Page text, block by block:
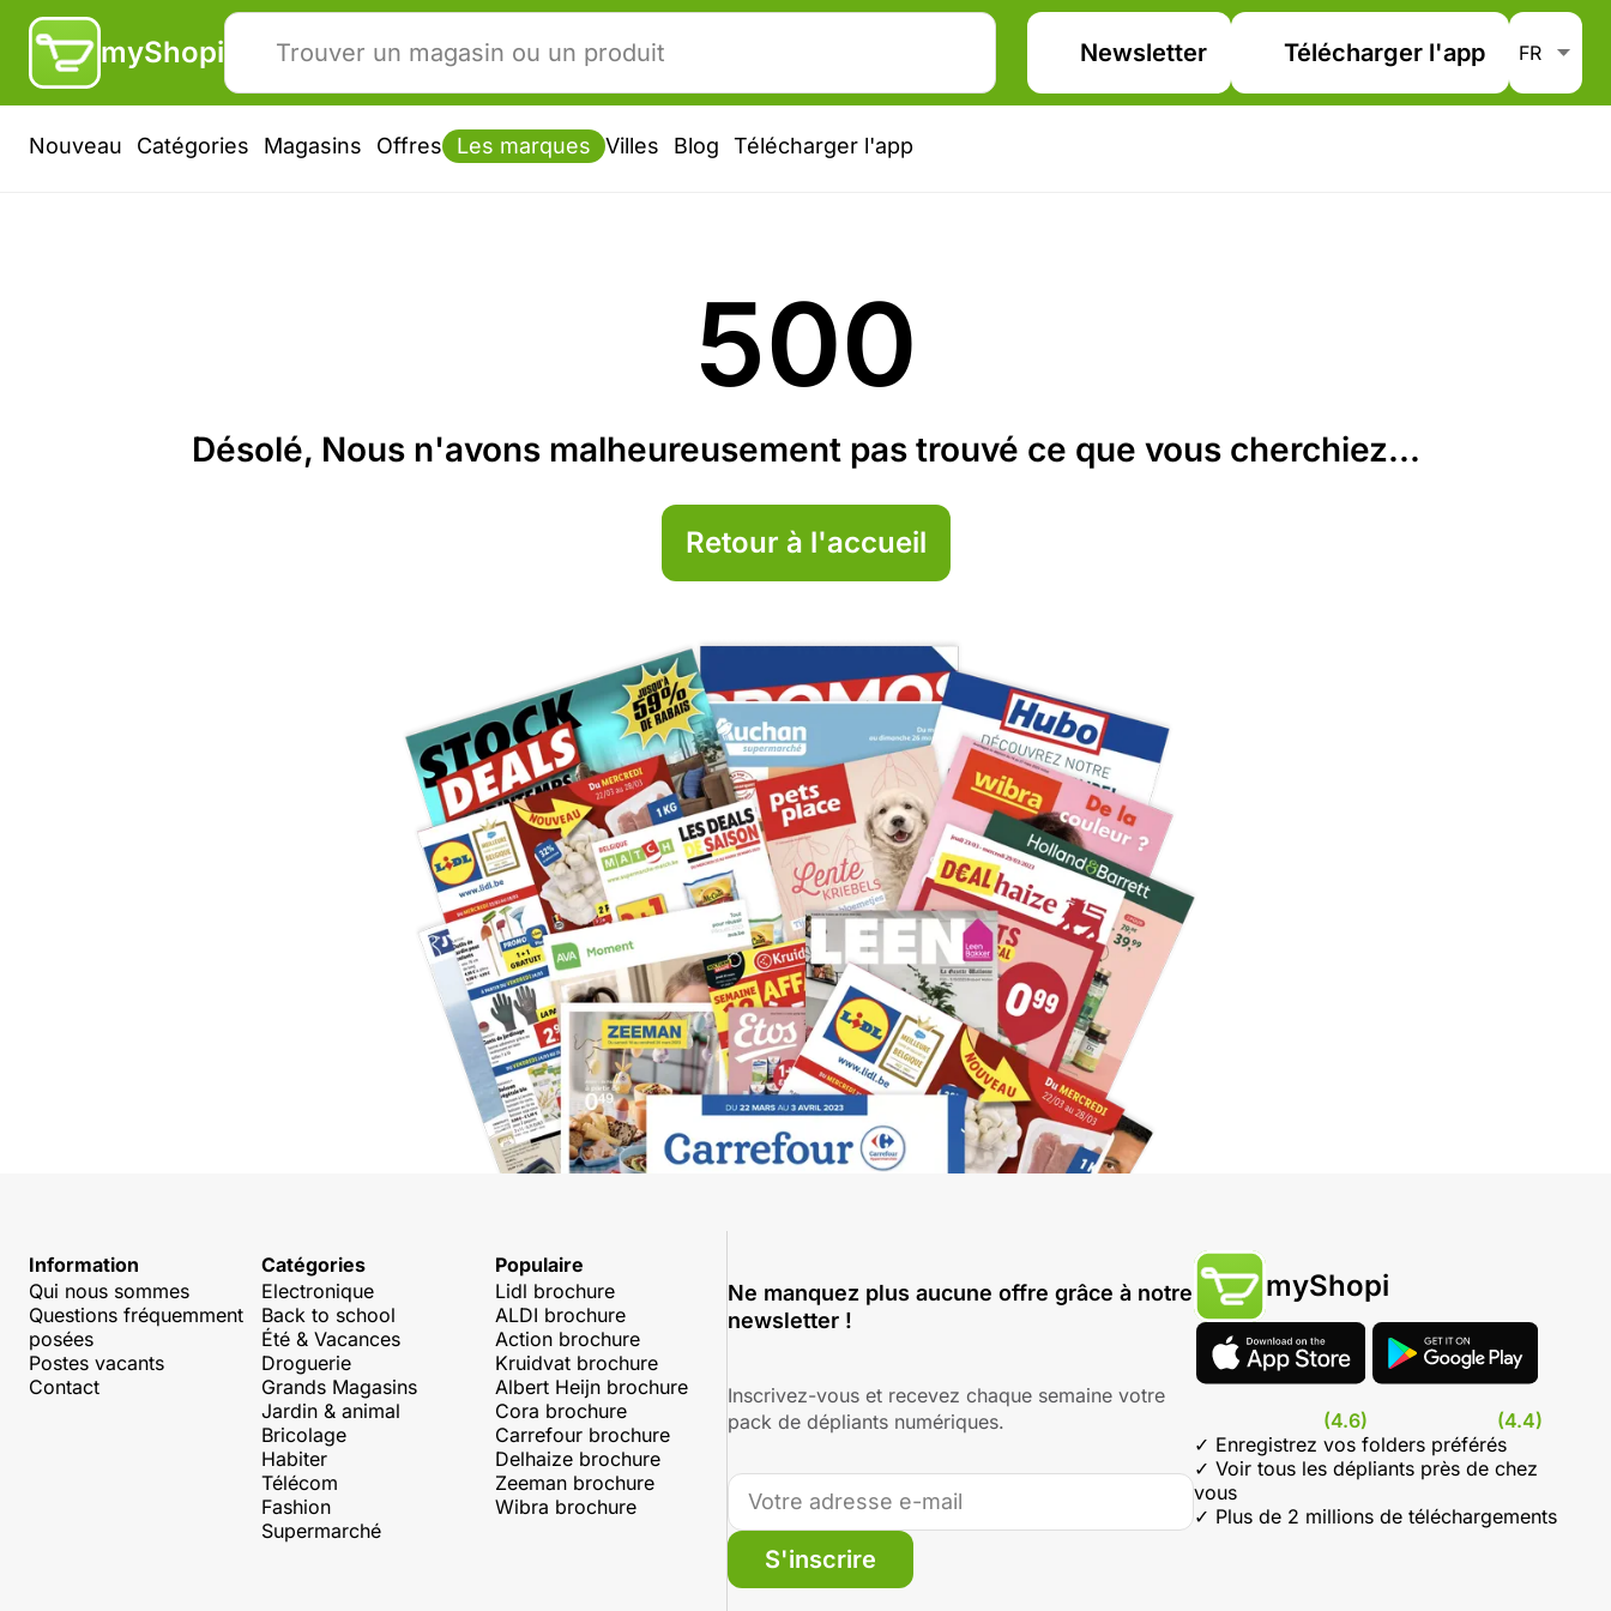
myShopi Newsletter Télécharger l'app
Nouveau Catégories Magasins Offres Les marques Villes Blog Télécharger l'app
500
Désolé, Nous n'avons malheureusement pas trouvé ce que vous cherchiez...
Retour à l'accueil
Information
Qui nous sommes
Questions fréquemment
posées
Postes vacants
Contact
Catégories
Electronique
Back to school
Été & Vacances
Droguerie
Grands Magasins
Jardin & animal
Bricolage
Habiter
Télécom
Fashion
Supermarché
Populaire
Lidl brochure
ALDI brochure
Action brochure
Kruidvat brochure
Albert Heijn brochure
Cora brochure
Carrefour brochure
Delhaize brochure
Zeeman brochure
Wibra brochure
Ne manquez plus aucune offre grâce à notre
newsletter !
Inscrivez-vous et recevez chaque semaine votre
pack de dépliants numériques.
S'inscrire
myShopi
(4.6)
(4.4)
✓ Enregistrez vos folders préférés
✓ Voir tous les dépliants près de chez
vous
✓ Plus de 2 millions de téléchargements